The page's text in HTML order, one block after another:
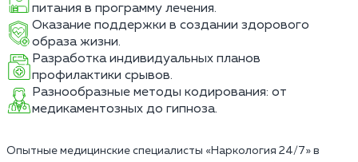
питания в программу лечения.
Оказание поддержки в создании здорового
образа жизни.
Разработка индивидуальных планов
профилактики срывов.
Разнообразные методы кодирования: от
медикаментозных до гипноза.
Опытные медицинские специалисты «Наркология 24/7» в